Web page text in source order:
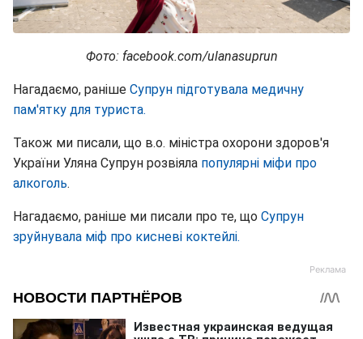
Фото: facebook.com/ulanasuprun
Нагадаємо, раніше Супрун підготувала медичну
пам'ятку для туриста.
Також ми писали, що в.о. міністра охорони здоров'я
України Уляна Супрун розвіяла популярні міфи про
алкоголь.
Нагадаємо, раніше ми писали про те, що Супрун
зруйнувала міф про кисневі коктейлі.